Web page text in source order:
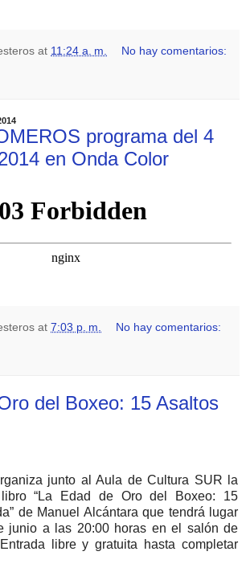
at 11:24 a. m. No hay comentarios:
programa del 4
en Onda Color
at 7:03 p. m. No hay comentarios:
del Boxeo: 15 Asaltos
junto al Aula de Cultura SUR la
“La Edad de Oro del Boxeo: 15
de Manuel Alcántara que tendrá lugar
junio a las 20:00 horas en el salón de
libre y gratuita hasta completar